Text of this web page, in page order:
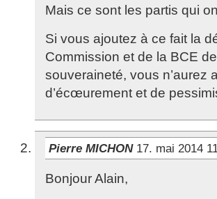
Mais ce sont les partis qui
Si vous ajoutez à ce fait la
Commission et de la BCE
souveraineté, vous n’aurez
d’écœurement et de
Pierre MICHON 17. mai 2014
Bonjour Alain,